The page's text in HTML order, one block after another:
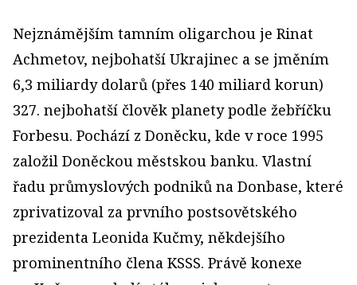
Nejznámějším tamním oligarchou je Rinat
Achmetov, nejbohatší Ukrajinec a se jměním
6,3 miliardy dolarů (přes 140 miliard korun)
327. nejbohatší člověk planety podle žebříčku
Forbesu. Pochází z Doněcku, kde v roce 1995
založil Doněckou městskou banku. Vlastní
řadu průmyslových podniků na Donbase, které
zprivatizoval za prvního postsovětského
prezidenta Leonida Kučmy, někdejšího
prominentního člena KSSS. Právě konexe